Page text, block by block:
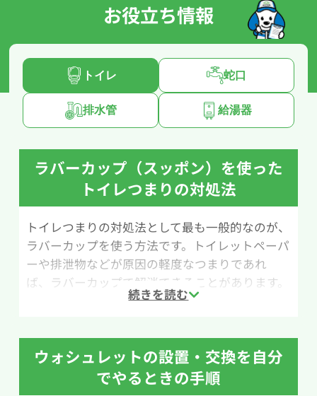
お役立ち情報
トイレ 蛇口
排水管 給湯器
ラバーカップ（スッポン）を使った
トイレつまりの対処法
トイレつまりの対処法として最も一般的なのが、
ラバーカップを使う方法です。トイレットペーパ
ーや排泄物などが原因の軽度なつまりであれ
ば、ラバーカップで解消できることがあります。
ラバーカップはホームセンターやネットショップ
ブルに備えて1つ用意しておくと安心です。
用意するものは、ラバーカップ、水、大きめのビ
ニール袋です。作業の際は水が飛び散る可能性が
ウォシュレットの設置・交換を自分
でやるときの手順